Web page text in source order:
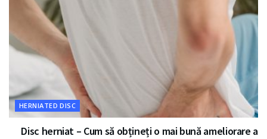
HERNIATED DISC
Disc herniat – Cum să obțineți o mai bună ameliorare a